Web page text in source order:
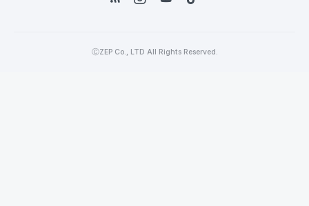
ⒸZEP Co., LTD All Rights Reserved.